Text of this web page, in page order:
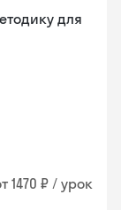
для
1470 ₽ / урок